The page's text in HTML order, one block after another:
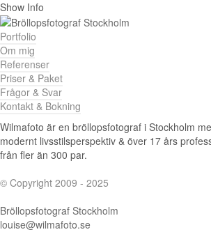
Show Info
Portfolio
Om mig
Referenser
Priser & Paket
Frågor & Svar
Kontakt & Bokning
Wilmafoto är en bröllopsfotograf i Stockholm
modernt livsstilsperspektiv & över 17 års
från fler än 300 par.
© Copyright 2009 - 2025
Bröllopsfotograf Stockholm
louise@wilmafoto.se